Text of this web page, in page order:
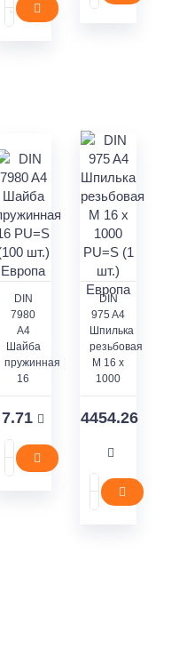
DIN
7980
A4
Шайба
пружинная
16
7.71
DIN
975 A4
Шпилька
резьбовая
M 16 x
1000
4454.26